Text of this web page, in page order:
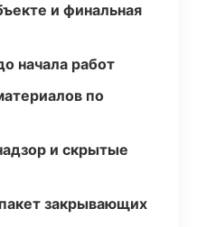
и финальная
начала работ
по
и скрытые
закрывающих